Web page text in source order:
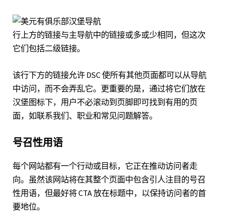
行上方的链接与主导航中的链接或多或少相同，但这次
它们包括二级链接。
该行下方的链接允许 DSC 使所有其他页面都可以从导航
中访问，而不会弄乱它。更重要的是，通过将它们放在
汉堡图标下，用户不必滚动到页脚即可找到有用的页
面，如联系我们、职业和常见问题解答。
号召性用语
每个网站都有一个行动或目标，它正在推动访问者走
向。虽然该网站将在其整个页面中包含引人注目的号召
性用语，但最好将 CTA 放在标题中，以保持访问者的首
要地位。